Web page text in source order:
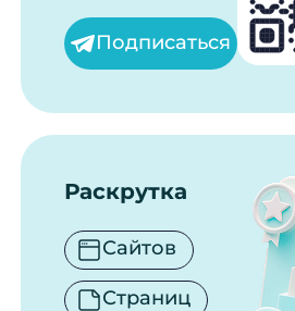
Подписаться
Раскрутка
Сайтов
Страниц